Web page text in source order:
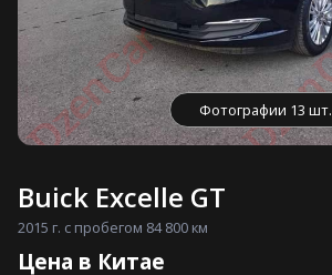
Фотографии 13 шт.
Buick Excelle GT
2015 г. с пробегом 84 800 км
Цена в Китае